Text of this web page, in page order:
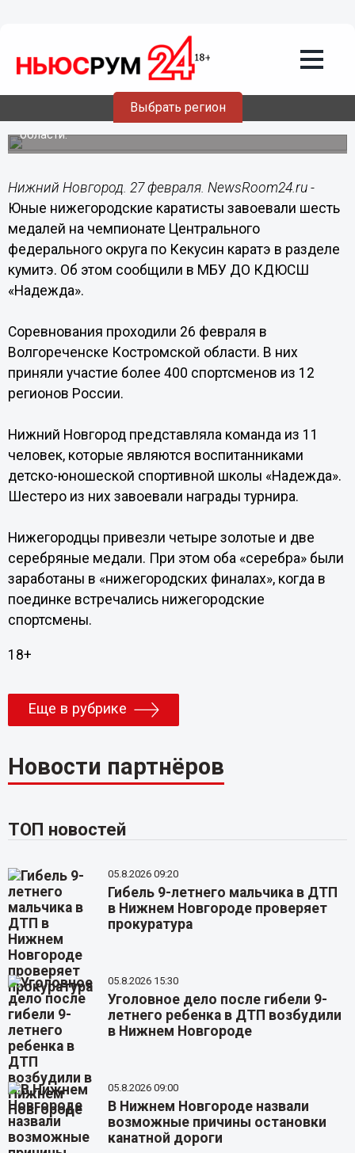
Выбрать регион
Юные нижегородские каратисты
завоевали шесть медалей на
чемпионате ЦФО
Турнир по Кекусин каратэ проходил в Костромской
области.
Нижний Новгород. 27 февраля. NewsRoom24.ru -
Юные нижегородские каратисты завоевали шесть
медалей на чемпионате Центрального
федерального округа по Кекусин каратэ в разделе
кумитэ. Об этом сообщили в МБУ ДО КДЮСШ
«Надежда».
Соревнования проходили 26 февраля в
Волгореченске Костромской области. В них
приняли участие более 400 спортсменов из 12
регионов России.
Нижний Новгород представляла команда из 11
человек, которые являются воспитанниками
детско-юношеской спортивной школы «Надежда».
Шестеро из них завоевали награды турнира.
Нижегородцы привезли четыре золотые и две
серебряные медали. При этом оба «серебра» были
заработаны в «нижегородских финалах», когда в
поединке встречались нижегородские
спортсмены.
18+
Еще в рубрике
Новости партнёров
ТОП новостей
05.8.2026 09:20
Гибель 9-летнего мальчика в ДТП
в Нижнем Новгороде проверяет
прокуратура
05.8.2026 15:30
Уголовное дело после гибели 9-
летнего ребенка в ДТП возбудили
в Нижнем Новгороде
05.8.2026 09:00
В Нижнем Новгороде назвали
возможные причины остановки
канатной дороги